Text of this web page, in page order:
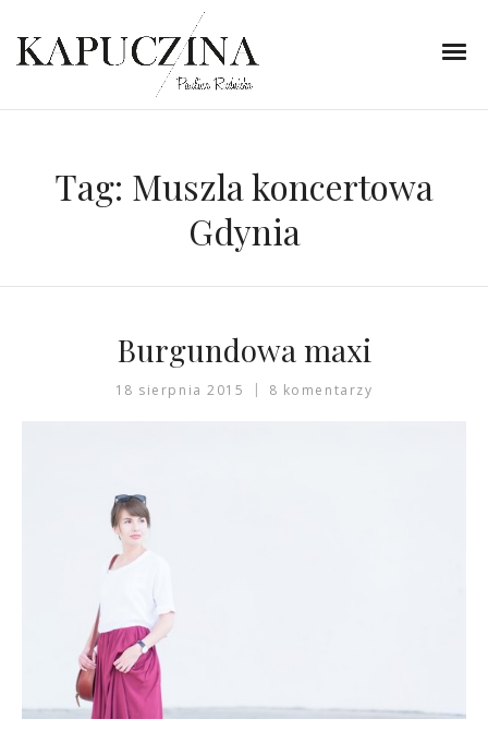
Tag: Muszla koncertowa
Gdynia
Burgundowa maxi
18 sierpnia 2015 8 komentarzy